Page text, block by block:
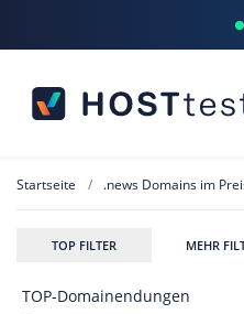
Startseite .news Domains im
TOP FILTER MEHR
TOP-Domainendungen